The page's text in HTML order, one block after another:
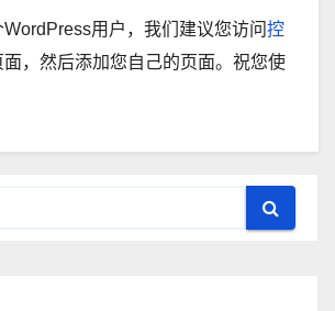
用户，我们建议您访问控
面，然后添加您自己的页面。祝您使